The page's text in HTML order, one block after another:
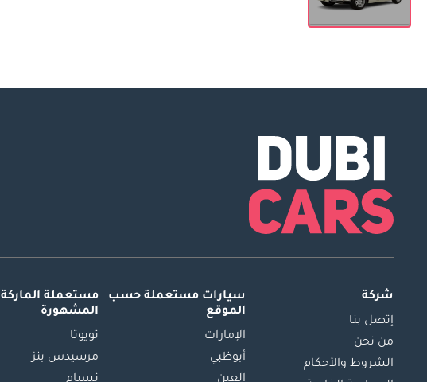
شركة
إتصل بنا
من نحن
الشروط والأحكام
سيارات مستعملة حسب
الموقع
الإمارات
أبوظبي
العين
مستعملة الماركة
المشهورة
تويوتا
مرسيدس بنز
نسيام